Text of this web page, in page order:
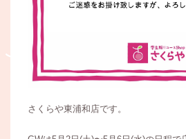
さくらや東浦和店です。